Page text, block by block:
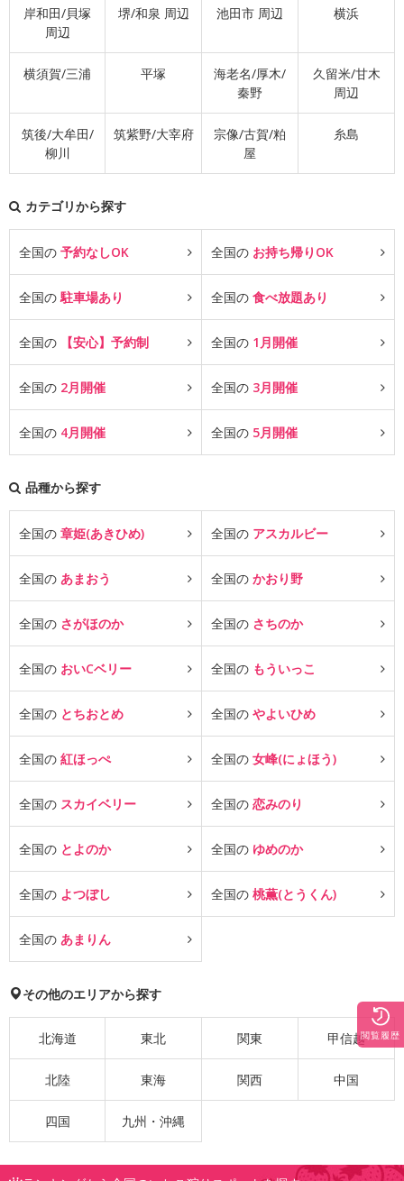
岸和田/貝塚
周辺
堺/和泉 周辺 池田市 周辺 横浜
横須賀/三浦 平塚
海老名/厚木/
秦野
久留米/甘木
周辺
筑後/大牟田/
柳川
筑紫野/大宰府
宗像/古賀/粕
屋
糸島
カテゴリから探す
全国の 予約なしOK 全国の お持ち帰りOK
全国の駐車場あり 全国の 食べ放題あり
全国の 【安心】予約制 全国の 1月開催
全国の 2月開催 全国の 3月開催
全国の 4月開催 全国の 5月開催
品種から探す
全国の 章姫(あきひめ) 全国の アスカルビー
全国の あまおう 全国の かおり野
全国の さがほのか 全国の さちのか
全国の おいCベリー 全国の もういっこ
全国の とちおとめ 全国の やよいひめ
全国の 紅ほっぺ 全国の 女峰(にょほう)
全国の スカイベリー 全国の 恋みのり
全国の とよのか 全国の ゆめのか
全国の よつぼし 全国の 桃薫(とうくん)
全国の あまりん
その他のエリアから探す
北海道 東北 関東 甲信越
北陸 東海 関西 中国
四国 九州・沖縄
閲覧履歴